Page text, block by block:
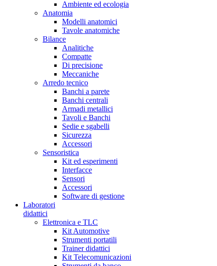
Ambiente ed ecologia
Anatomia
Modelli anatomici
Tavole anatomiche
Bilance
Analitiche
Compatte
Di precisione
Meccaniche
Arredo tecnico
Banchi a parete
Banchi centrali
Armadi metallici
Tavoli e Banchi
Sedie e sgabelli
Sicurezza
Accessori
Sensoristica
Kit ed esperimenti
Interfacce
Sensori
Accessori
Software di gestione
Laboratori
didattici
Elettronica e TLC
Kit Automotive
Strumenti portatili
Trainer didattici
Kit Telecomunicazioni